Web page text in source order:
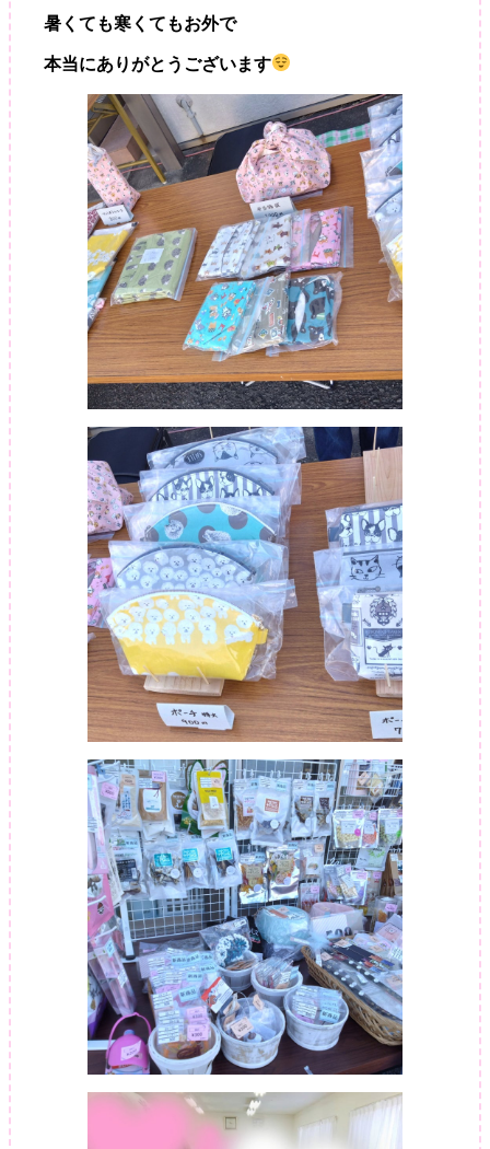
暑くても寒くてもお外で
本当にありがとうございます